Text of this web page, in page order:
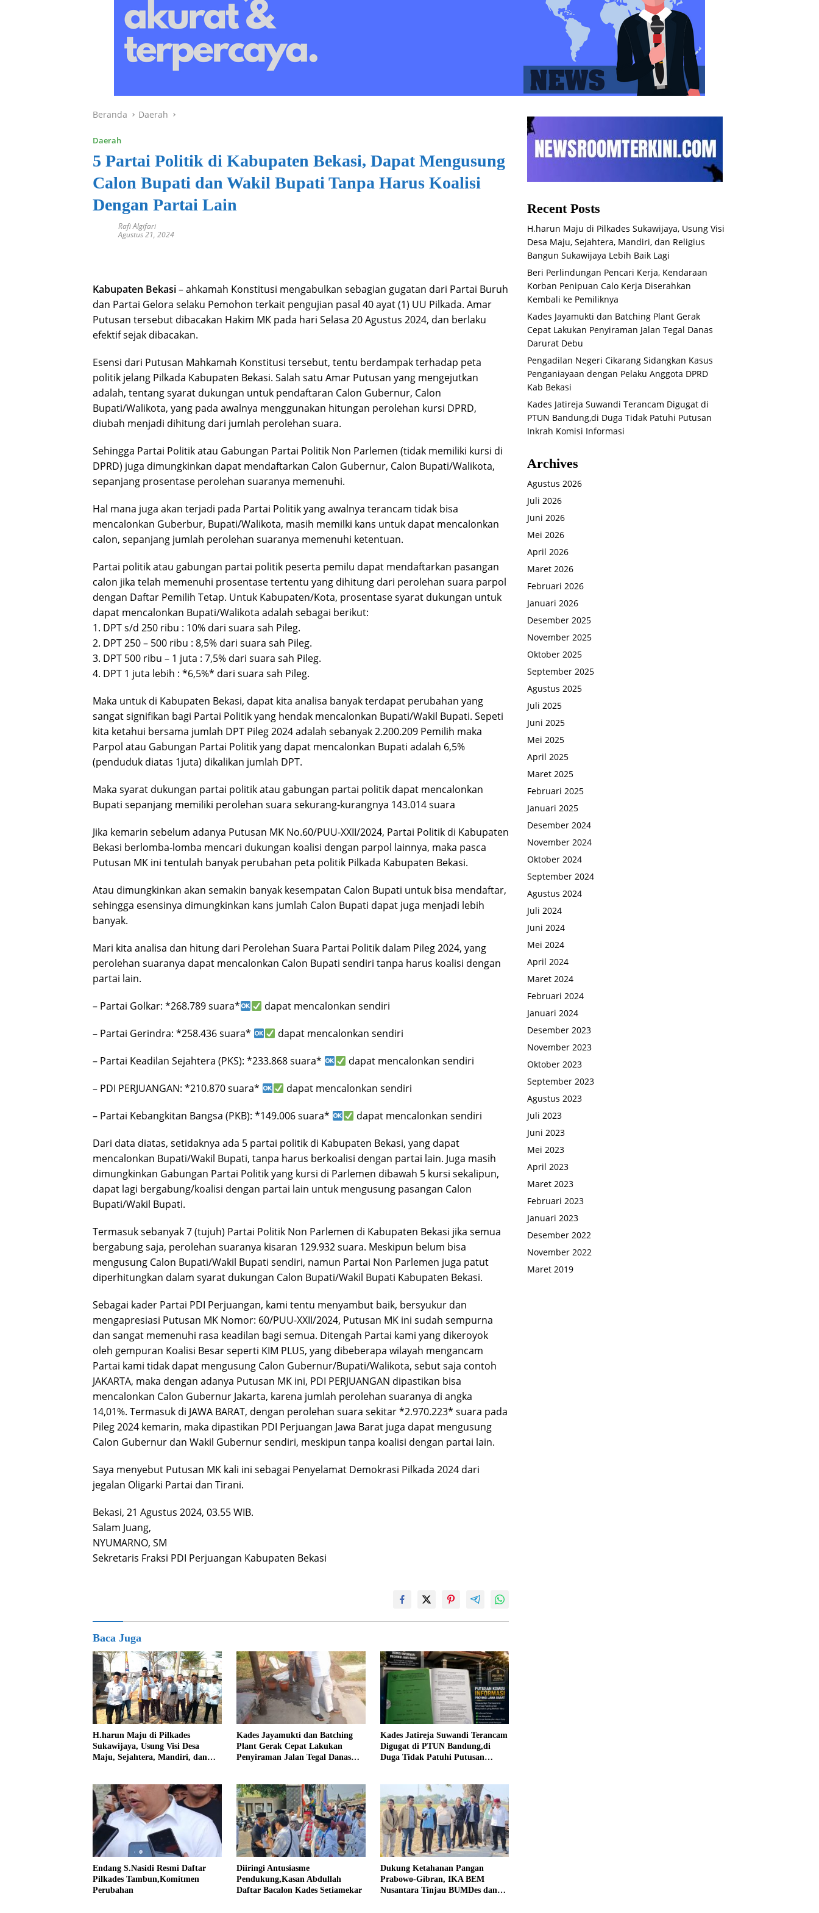
Beranda Daerah
Daerah
5 Partai Politik di Kabupaten Bekasi, Dapat Mengusung
Calon Bupati dan Wakil Bupati Tanpa Harus Koalisi
Dengan Partai Lain
Rafi Algifari
Agustus 21, 2024
Kabupaten Bekasi– ahkamah Konstitusi mengabulkan sebagian gugatan dari Partai Buruh
dan Partai Gelora selaku Pemohon terkait pengujian pasal 40 ayat (1) UU Pilkada. Amar
Putusan tersebut dibacakan Hakim MK pada hari Selasa 20 Agustus 2024, dan berlaku
efektif sejak dibacakan.
Esensi dari Putusan Mahkamah Konstitusi tersebut, tentu berdampak terhadap peta
politik jelang Pilkada Kabupaten Bekasi. Salah satu Amar Putusan yang mengejutkan
adalah, tentang syarat dukungan untuk pendaftaran Calon Gubernur, Calon
Bupati/Walikota, yang pada awalnya menggunakan hitungan perolehan kursi DPRD,
diubah menjadi dihitung dari jumlah perolehan suara.
Sehingga Partai Politik atau Gabungan Partai Politik Non Parlemen (tidak memiliki kursi di
DPRD) juga dimungkinkan dapat mendaftarkan Calon Gubernur, Calon Bupati/Walikota,
sepanjang prosentase perolehan suaranya memenuhi.
Hal mana juga akan terjadi pada Partai Politik yang awalnya terancam tidak bisa
mencalonkan Guberbur, Bupati/Walikota, masih memilki kans untuk dapat mencalonkan
calon, sepanjang jumlah perolehan suaranya memenuhi ketentuan.
Partai politik atau gabungan partai politik peserta pemilu dapat mendaftarkan pasangan
calon jika telah memenuhi prosentase tertentu yang dihitung dari perolehan suara parpol
dengan Daftar Pemilih Tetap. Untuk Kabupaten/Kota, prosentase syarat dukungan untuk
dapat mencalonkan Bupati/Walikota adalah sebagai berikut:
1. DPT s/d 250 ribu : 10% dari suara sah Pileg.
2. DPT 250 – 500 ribu : 8,5% dari suara sah Pileg.
3. DPT 500 ribu – 1 juta : 7,5% dari suara sah Pileg.
4. DPT 1 juta lebih : *6,5%* dari suara sah Pileg.
Maka untuk di Kabupaten Bekasi, dapat kita analisa banyak terdapat perubahan yang
sangat signifikan bagi Partai Politik yang hendak mencalonkan Bupati/Wakil Bupati. Sepeti
kita ketahui bersama jumlah DPT Pileg 2024 adalah sebanyak 2.200.209 Pemilih maka
Parpol atau Gabungan Partai Politik yang dapat mencalonkan Bupati adalah 6,5%
(penduduk diatas 1juta) dikalikan jumlah DPT.
Maka syarat dukungan partai politik atau gabungan partai politik dapat mencalonkan
Bupati sepanjang memiliki perolehan suara sekurang-kurangnya 143.014 suara
Jika kemarin sebelum adanya Putusan MK No.60/PUU-XXII/2024, Partai Politik di Kabupaten
Bekasi berlomba-lomba mencari dukungan koalisi dengan parpol lainnya, maka pasca
Putusan MK ini tentulah banyak perubahan peta politik Pilkada Kabupaten Bekasi.
Atau dimungkinkan akan semakin banyak kesempatan Calon Bupati untuk bisa mendaftar,
sehingga esensinya dimungkinkan kans jumlah Calon Bupati dapat juga menjadi lebih
banyak.
Mari kita analisa dan hitung dari Perolehan Suara Partai Politik dalam Pileg 2024, yang
perolehan suaranya dapat mencalonkan Calon Bupati sendiri tanpa harus koalisi dengan
partai lain.
– Partai Golkar: *268.789 suara* dapat mencalonkan sendiri
– Partai Gerindra: *258.436 suara* dapat mencalonkan sendiri
– Partai Keadilan Sejahtera (PKS): *233.868 suara* dapat mencalonkan sendiri
– PDI PERJUANGAN: *210.870 suara* dapat mencalonkan sendiri
– Partai Kebangkitan Bangsa (PKB): *149.006 suara* dapat mencalonkan sendiri
Dari data diatas, setidaknya ada 5 partai politik di Kabupaten Bekasi, yang dapat
mencalonkan Bupati/Wakil Bupati, tanpa harus berkoalisi dengan partai lain. Juga masih
dimungkinkan Gabungan Partai Politik yang kursi di Parlemen dibawah 5 kursi sekalipun,
dapat lagi bergabung/koalisi dengan partai lain untuk mengusung pasangan Calon
Bupati/Wakil Bupati.
Termasuk sebanyak 7 (tujuh) Partai Politik Non Parlemen di Kabupaten Bekasi jika semua
bergabung saja, perolehan suaranya kisaran 129.932 suara. Meskipun belum bisa
mengusung Calon Bupati/Wakil Bupati sendiri, namun Partai Non Parlemen juga patut
diperhitungkan dalam syarat dukungan Calon Bupati/Wakil Bupati Kabupaten Bekasi.
Sebagai kader Partai PDI Perjuangan, kami tentu menyambut baik, bersyukur dan
mengapresiasi Putusan MK Nomor: 60/PUU-XXII/2024, Putusan MK ini sudah sempurna
dan sangat memenuhi rasa keadilan bagi semua. Ditengah Partai kami yang dikeroyok
oleh gempuran Koalisi Besar seperti KIM PLUS, yang dibeberapa wilayah mengancam
Partai kami tidak dapat mengusung Calon Gubernur/Bupati/Walikota, sebut saja contoh
JAKARTA, maka dengan adanya Putusan MK ini, PDI PERJUANGAN dipastikan bisa
mencalonkan Calon Gubernur Jakarta, karena jumlah perolehan suaranya di angka
14,01%. Termasuk di JAWA BARAT, dengan perolehan suara sekitar *2.970.223* suara pada
Pileg 2024 kemarin, maka dipastikan PDI Perjuangan Jawa Barat juga dapat mengusung
Calon Gubernur dan Wakil Gubernur sendiri, meskipun tanpa koalisi dengan partai lain.
Saya menyebut Putusan MK kali ini sebagai Penyelamat Demokrasi Pilkada 2024 dari
jegalan Oligarki Partai dan Tirani.
Bekasi, 21 Agustus 2024, 03.55 WIB.
Salam Juang,
NYUMARNO, SM
Sekretaris Fraksi PDI Perjuangan Kabupaten Bekasi
Baca Juga
H.harun Maju di Pilkades
Sukawijaya, Usung Visi Desa
Maju, Sejahtera, Mandiri, dan
Kades Jayamukti dan Batching
Plant Gerak Cepat Lakukan
Penyiraman Jalan Tegal Danas
Kades Jatireja Suwandi Terancam
Digugat di PTUN Bandung,di
Duga Tidak Patuhi Putusan
Endang S.Nasidi Resmi Daftar
Pilkades Tambun,Komitmen
Perubahan
Diiringi Antusiasme
Pendukung,Kasan Abdullah
Daftar Bacalon Kades Setiamekar
Dukung Ketahanan Pangan
Prabowo-Gibran, IKA BEM
Nusantara Tinjau BUMDes dan
Recent Posts
H.harun Maju di Pilkades Sukawijaya, Usung Visi
Desa Maju, Sejahtera, Mandiri, dan Religius
Bangun Sukawijaya Lebih Baik Lagi
Beri Perlindungan Pencari Kerja, Kendaraan
Korban Penipuan Calo Kerja Diserahkan
Kembali ke Pemiliknya
Kades Jayamukti dan Batching Plant Gerak
Cepat Lakukan Penyiraman Jalan Tegal Danas
Darurat Debu
Pengadilan Negeri Cikarang Sidangkan Kasus
Penganiayaan dengan Pelaku Anggota DPRD
Kab Bekasi
Kades Jatireja Suwandi Terancam Digugat di
PTUN Bandung,di Duga Tidak Patuhi Putusan
Inkrah Komisi Informasi
Archives
Agustus 2026
Juli 2026
Juni 2026
Mei 2026
April 2026
Maret 2026
Februari 2026
Januari 2026
Desember 2025
November 2025
Oktober 2025
September 2025
Agustus 2025
Juli 2025
Juni 2025
Mei 2025
April 2025
Maret 2025
Februari 2025
Januari 2025
Desember 2024
November 2024
Oktober 2024
September 2024
Agustus 2024
Juli 2024
Juni 2024
Mei 2024
April 2024
Maret 2024
Februari 2024
Januari 2024
Desember 2023
November 2023
Oktober 2023
September 2023
Agustus 2023
Juli 2023
Juni 2023
Mei 2023
April 2023
Maret 2023
Februari 2023
Januari 2023
Desember 2022
November 2022
Maret 2019